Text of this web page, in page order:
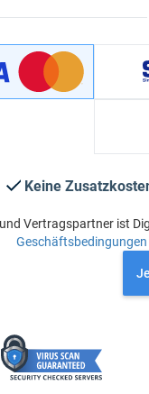
Keine
Vertragspartner ist
Geschäftsbedingungen